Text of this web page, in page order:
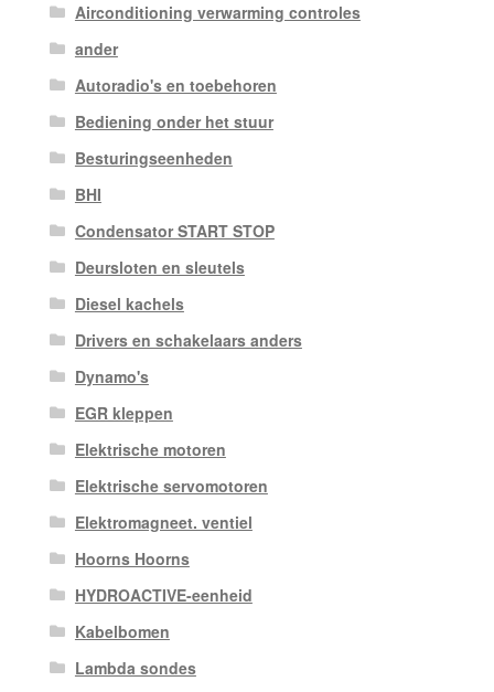
Airconditioning verwarming controles
ander
Autoradio's en toebehoren
Bediening onder het stuur
Besturingseenheden
BHI
Condensator START STOP
Deursloten en sleutels
Diesel kachels
Drivers en schakelaars anders
Dynamo's
EGR kleppen
Elektrische motoren
Elektrische servomotoren
Elektromagneet. ventiel
Hoorns Hoorns
HYDROACTIVE-eenheid
Kabelbomen
Lambda sondes